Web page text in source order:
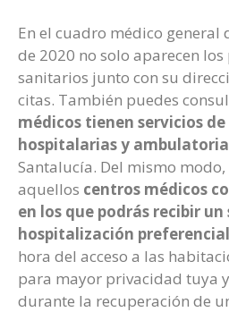
En el cuadro médico general
de 2020 no solo aparecen
sanitarios junto con su
citas. También puedes
médicos tienen servicios
hospitalarias y
Santalucía. Del mismo
aquellos centros médicos
en los que podrás recibir
hospitalización preferencial
hora del acceso a las
para mayor privacidad tuya
durante la recuperación de